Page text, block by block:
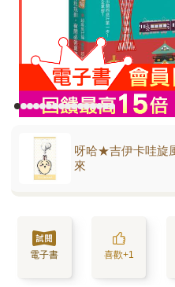
呀哈★吉伊卡哇旋
來
電子書 喜歡+1